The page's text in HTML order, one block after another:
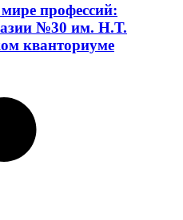
профессий:
№30 им. Н.Т.
кванториуме